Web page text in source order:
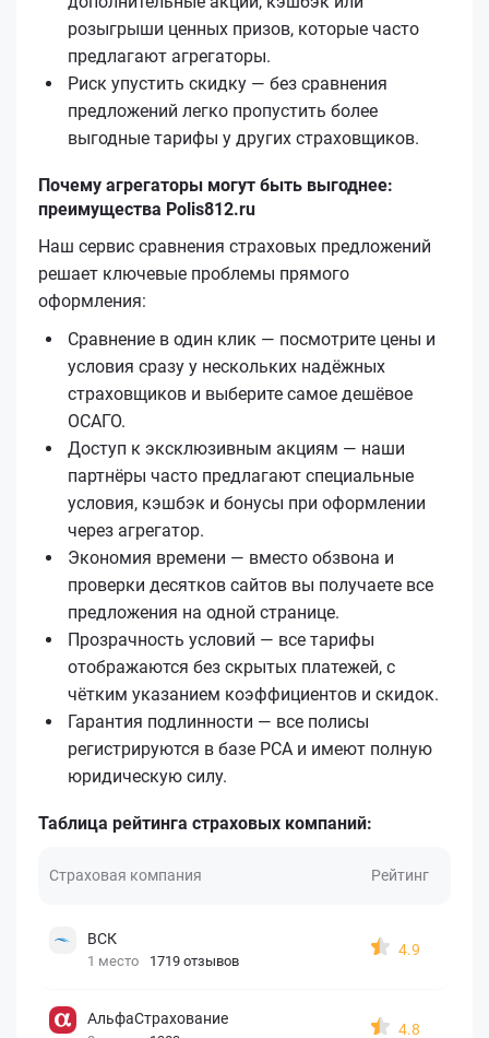
розыгрыши ценных призов, которые часто
предлагают агрегаторы.
Риск упустить скидку — без сравнения
предложений легко пропустить более
выгодные тарифы у других страховщиков.
Почему агрегаторы могут быть выгоднее:
преимущества Polis812.ru
Наш сервис сравнения страховых предложений
решает ключевые проблемы прямого
оформления:
Сравнение в один клик — посмотрите цены и
условия сразу у нескольких надёжных
страховщиков и выберите самое дешёвое
ОСАГО.
Доступ к эксклюзивным акциям — наши
партнёры часто предлагают специальные
условия, кэшбэк и бонусы при оформлении
через агрегатор.
Экономия времени — вместо обзвона и
проверки десятков сайтов вы получаете все
предложения на одной странице.
Прозрачность условий — все тарифы
отображаются без скрытых платежей, с
чётким указанием коэффициентов и скидок.
Гарантия подлинности — все полисы
регистрируются в базе РСА и имеют полную
юридическую силу.
Таблица рейтинга страховых компаний:
Страховая компания Рейтинг
ВСК
1 место 1719 отзывов
4.9
АльфаСтрахование
4.8